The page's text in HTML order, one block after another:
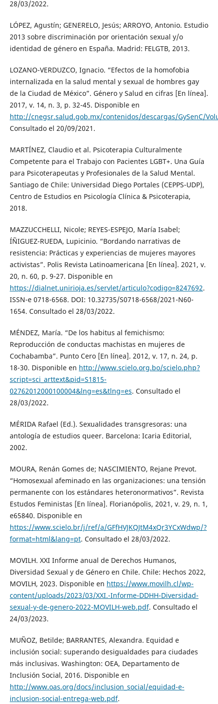
28/03/2022.
LÓPEZ, Agustín; GENERELO, Jesús; ARROYO, Antonio. Estudio
2013 sobre discriminación por orientación sexual y/o
identidad de género en España. Madrid: FELGTB, 2013.
LOZANO-VERDUZCO, Ignacio. “Efectos de la homofobia
internalizada en la salud mental y sexual de hombres gay
de la Ciudad de México”. Género y Salud en cifras [En línea].
2017, v. 14, n. 3, p. 32-45. Disponible en
http://cnegsr.salud.gob.mx/contenidos/descargas/GySenC/
Consultado el 20/09/2021.
MARTÍNEZ, Claudio et al. Psicoterapia Culturalmente
Competente para el Trabajo con Pacientes LGBT+. Una Guía
para Psicoterapeutas y Profesionales de la Salud Mental.
Santiago de Chile: Universidad Diego Portales (CEPPS-UDP),
Centro de Estudios en Psicología Clínica & Psicoterapia,
2018.
MAZZUCCHELLI, Nicole; REYES-ESPEJO, María Isabel;
ÍÑIGUEZ-RUEDA, Lupicinio. “Bordando narrativas de
resistencia: Prácticas y experiencias de mujeres mayores
activistas”. Polis Revista Latinoamericana [En línea]. 2021, v.
20, n. 60, p. 9-27. Disponible en
https://dialnet.unirioja.es/servlet/articulo?codigo=8247692.
ISSN-e 0718-6568. DOI: 10.32735/S0718-6568/2021-N60-
1654. Consultado el 28/03/2022.
MÉNDEZ, María. “De los habitus al femichismo:
Reproducción de conductas machistas en mujeres de
Cochabamba”. Punto Cero [En línea]. 2012, v. 17, n. 24, p.
18-30. Disponible en http://www.scielo.org.bo/scielo.php?
script=sci_arttext&pid=S1815-
02762012000100004&lng=es&tlng=es. Consultado el
28/03/2022.
MÉRIDA Rafael (Ed.). Sexualidades transgresoras: una
antología de estudios queer. Barcelona: Icaria Editorial,
2002.
MOURA, Renán Gomes de; NASCIMIENTO, Rejane Prevot.
“Homosexual afeminado en las organizaciones: una tensión
permanente con los estándares heteronormativos”. Revista
Estudos Feministas [En línea]. Florianópolis, 2021, v. 29, n. 1,
e65840. Disponible en
https://www.scielo.br/j/ref/a/GFfHVJKQJtM4xQr3YCxWdwp/?
format=html&lang=pt. Consultado el 28/03/2022.
MOVILH. XXI Informe anual de Derechos Humanos,
Diversidad Sexual y de Género en Chile. Chile: Hechos 2022,
MOVILH, 2023. Disponible en https://www.movilh.cl/wp-
content/uploads/2023/03/XXI.-Informe-DDHH-Diversidad-
sexual-y-de-genero-2022-MOVILH-web.pdf. Consultado el
24/03/2023.
MUÑOZ, Betilde; BARRANTES, Alexandra. Equidad e
inclusión social: superando desigualdades para ciudades
más inclusivas. Washington: OEA, Departamento de
Inclusión Social, 2016. Disponible en
http://www.oas.org/docs/inclusion_social/equidad-e-
inclusion-social-entrega-web.pdf.